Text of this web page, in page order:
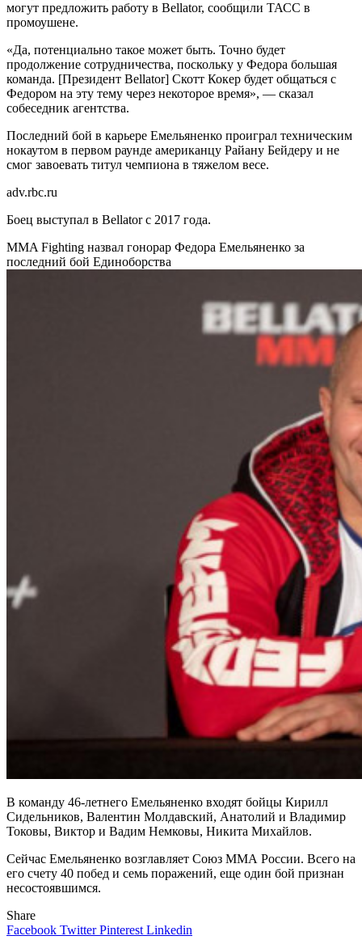
могут предложить работу в Bellator, сообщили ТАСС в
промоушене.
«Да, потенциально такое может быть. Точно будет
продолжение сотрудничества, поскольку у Федора большая
команда. [Президент Bellator] Скотт Кокер будет общаться с
Федором на эту тему через некоторое время», — сказал
собеседник агентства.
Последний бой в карьере Емельяненко проиграл техническим
нокаутом в первом раунде американцу Райану Бейдеру и не
смог завоевать титул чемпиона в тяжелом весе.
adv.rbc.ru
Боец выступал в Bellator с 2017 года.
MMA Fighting назвал гонорар Федора Емельяненко за
последний бой Единоборства
В команду 46-летнего Емельяненко входят бойцы Кирилл
Сидельников, Валентин Молдавский, Анатолий и Владимир
Токовы, Виктор и Вадим Немковы, Никита Михайлов.
Сейчас Емельяненко возглавляет Союз ММА России. Всего на
его счету 40 побед и семь поражений, еще один бой признан
несостоявшимся.
Share
Facebook TwitterPinterest Linkedin